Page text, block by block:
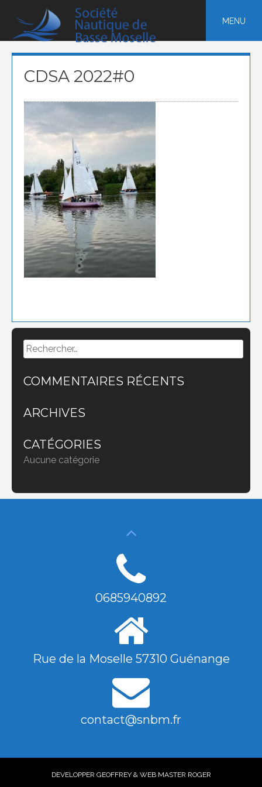
content
MENU
CDSA 2022#0
Rechercher :
COMMENTAIRES RÉCENTS
ARCHIVES
CATÉGORIES
Aucune catégorie
0685940892
Rue de la Moselle 57310 Guénange
contact@snbm.fr
DEVELOPPER GEOFFREY & WEB MASTER ROGER